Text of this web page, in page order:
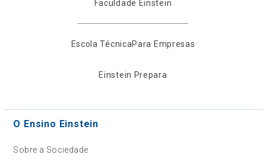
Faculdade Einstein
Escola TécnicaPara Empresas
Einstein Prepara
O Ensino Einstein
Sobre a Sociedade